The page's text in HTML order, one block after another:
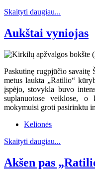
Skaityti daugiau...
Aukštai vyniojas
Paskutinę rugpjūčio
metus laukta „Ratilio“
įspėjo, stovykla buvo
suplanuotose veiklose,
mokymuisi groti pasirinktu
Kelionės
Skaityti daugiau...
Akšen pas